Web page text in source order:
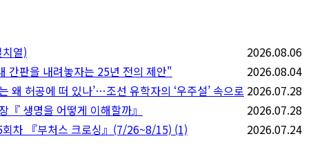
열)
2026.08.06
간판을 내려놓자는 25년 전의 제안"
2026.08.04
왜 허공에 떠 있나’…조선 유학자의 ‘우주설’ 속으로 2026.07.28
생명을 어떻게 이해할까』
2026.07.28
회차 『부처스 크로싱』(7/26~8/15) (1)
2026.07.24